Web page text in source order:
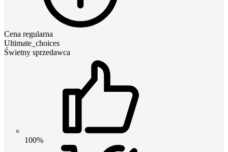
Cena regularna
Ultimate_choices
Świetny sprzedawca
100%